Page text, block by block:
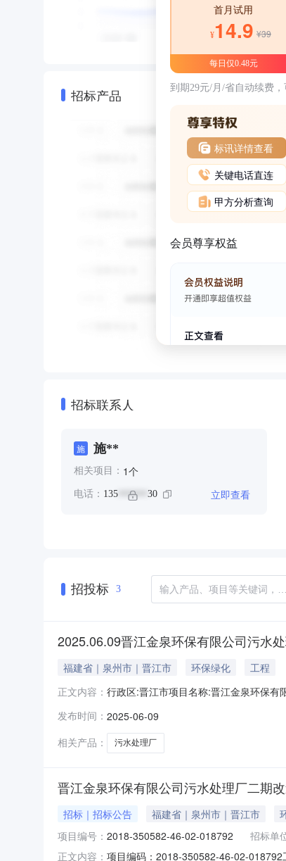
招标产品
首月试用
¥14.9 ¥39
每日仅0.48元
到期29元/月/省自动续费，
标讯详情查看
关键电话直连
甲方分析查询
会员尊享权益
招标联系人
施 施**
相关项目： 1个
电话： 135 ****** 30 立即查看
招投标 3
2025.06.09晋江金泉环保有限公司污水
福建省｜泉州市｜晋江市 环保绿化
工程
正文内容： 行政区:晋江市项目名称:晋江金泉环保
约定容积率:下限:1.000上限:4.000约定
发布时间： 2025-06-09
相关产品：
污水处理厂
晋江金泉环保有限公司污水处理厂二期
招标｜招标公告 福建省｜泉州市｜晋江市
项目编号： 2018-350582-46-02-018792 招标单
正文内容： 项目编码：2018-350582-46-02-018792